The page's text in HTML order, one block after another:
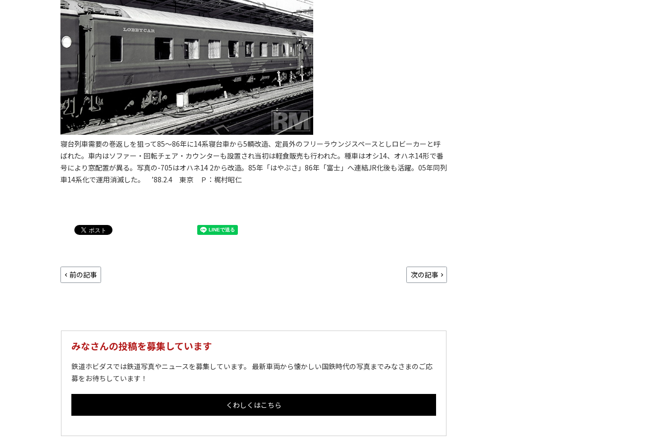
寝台列車需要の巻返しを狙って85～86年に14系寝台車から5輌改造、定員外のフリーラウンジスペースとしロビーカーと呼
ばれた。車内はソファー・回転チェア・カウンターも設置され当初は軽食販売も行われた。種車はオシ14、オハネ14形で番
号により窓配置が異る。写真の-705はオハネ14 2から改造。85年「はやぶさ」86年「富士」へ連結JR化後も活躍。05年同列
車14系化で運用消滅した。 ’88.2.4 東京 Ｐ：梶村昭仁
前の記事 次の記事
みなさんの投稿を募集しています
鉄道ホビダスでは鉄道写真やニュースを募集しています。 最新車両から懐かしい国鉄時代の写真までみなさまのご応
募をお待ちしています！
くわしくはこちら